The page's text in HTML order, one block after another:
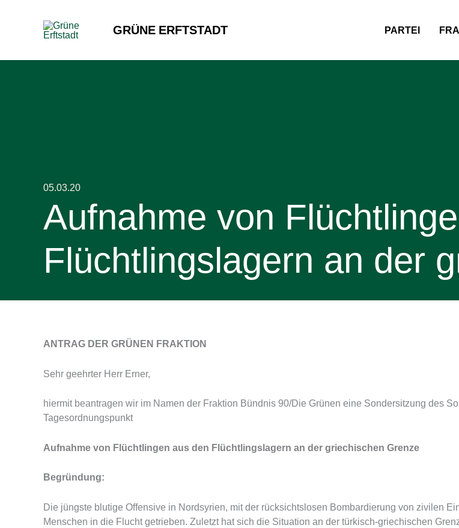
GRÜNE ERFTSTADT PARTEI
05.03.20
Aufnahme von
Flüchtlingslagern an der
ANTRAG DER GRÜNEN FRAKTION
Sehr geehrter Herr Erner,
hiermit beantragen wir im Namen der Fraktion Bündnis 90/Die Grünen eine Sondersitzung des
Tagesordnungspunkt
Aufnahme von Flüchtlingen aus den Flüchtlingslagern an der griechischen Grenze
Begründung:
Die jüngste blutige Offensive in Nordsyrien, mit der rücksichtslosen Bombardierung von zivilen
Menschen in die Flucht getrieben. Zuletzt hat sich die Situation an der türkisch-griechischen